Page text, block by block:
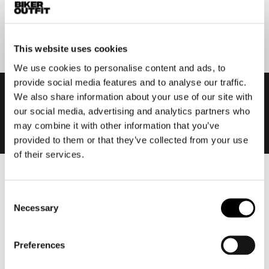
This website uses cookies
We use cookies to personalise content and ads, to
provide social media features and to analyse our traffic.
We also share information about your use of our site with
our social media, advertising and analytics partners who
may combine it with other information that you’ve
provided to them or that they’ve collected from your use
of their services.
Selection
Necessary
Preferences
Motorpak heren